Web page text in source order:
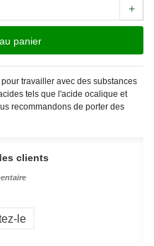
+
panier
travailler avec des substances
tels que l'acide ocalique et
recommandons de porter des
clients
le